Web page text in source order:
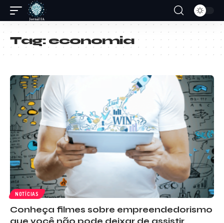
Tag:economia
NOTÍCIAS
Conheça filmes sobre empreendedorismo